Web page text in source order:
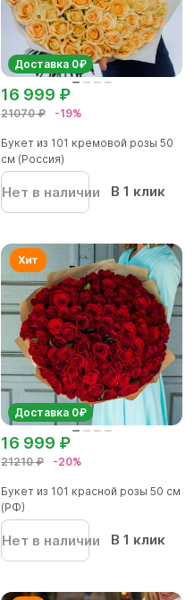
Доставка 0₽
21070 ₽ -19%
16 999 ₽
Букет из 101 кремовой розы 50
см (Россия)
Нет в наличии В 1 клик
Доставка 0₽
21210 ₽ -20%
16 999 ₽
Букет из 101 красной розы 50 см
(РФ)
Нет в наличии В 1 клик